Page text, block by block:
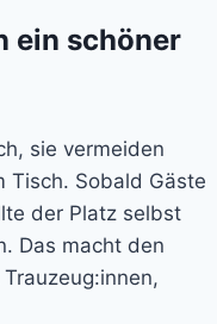
ein schöner
sie vermeiden
Tisch. Sobald Gäste
der Platz selbst
Das macht den